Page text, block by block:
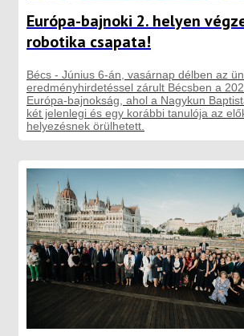
Európa-bajnoki 2. helyen
robotika csapata!
Bécs - Június 6-án, vasárnap délben az
eredményhirdetéssel zárult Bécsben a
Európa-bajnokság, ahol a Nagykun
két jelenlegi és egy korábbi tanulója az
helyezésnek örülhetett.